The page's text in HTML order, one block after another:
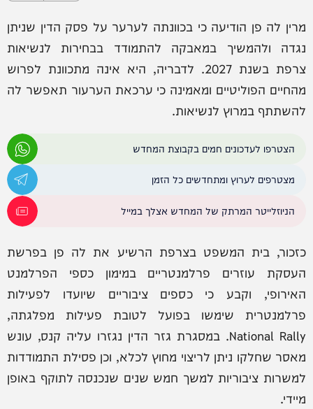
מרין לה פן הודיעה כי בכוונתה לערער על פסק הדין שניתן
נגדה ולהמשיך במאבקה להתמודד בבחירות לנשיאות
צרפת בשנת 2027. לדבריה, היא אינה מתכוונת לפרוש
מהחיים הפוליטיים ומאמינה כי ערכאת הערעור תאפשר לה
להשתתף במרוץ לנשיאות.
הצטרפו לעדכונים חמים בקבוצת המחדש
מצטרפים לערוץ ומתחדשים כל הזמן
הניוזלייטר המרתק של המחדש אצלך במייל
כזכור, בית המשפט בצרפת הרשיע את לה פן בפרשת
העסקת עוזרים פרלמנטריים במימון כספי הפרלמנט
האירופי, וקבע כי כספים ציבוריים שיועדו לפעילות
פרלמנטרית שימשו בפועל לטובת פעילות מפלגתה,
National Rally. במסגרת גזר הדין נגזרו עליה קנס, עונש
מאסר שחלקו ניתן לריצוי מחוץ לכלא, וכן פסילת התמודדות
למשרות ציבוריות למשך חמש שנים שנכנסה לתוקף באופן
מיידי.